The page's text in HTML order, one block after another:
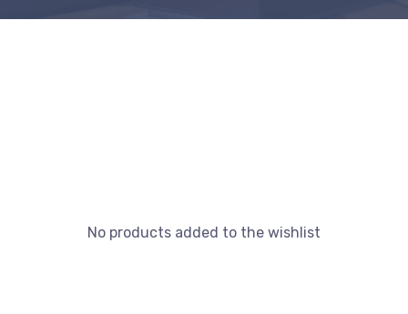
No products added to the wishlist